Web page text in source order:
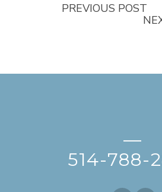
PREVIOUS POST
—
514-788-